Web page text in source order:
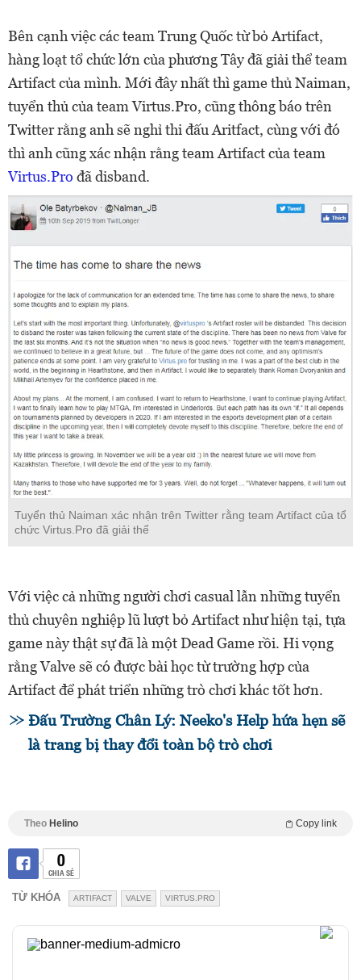
Bên cạnh việc các team Trung Quốc từ bỏ Artifact,
hàng loạt tổ chức lớn của phương Tây đã giải thể team
Artifact của mình. Mới đây nhất thì game thủ Naiman,
tuyển thủ của team Virtus.Pro, cũng thông báo trên
Twitter rằng anh sẽ nghỉ thi đấu Aritfact, cùng với đó
thì anh cũng xác nhận rằng team Artifact của team
Virtus.Pro đã disband.
Tuyển thủ Naiman xác nhận trên Twitter rằng team Artifact của tổ
chức Virtus.Pro đã giải thể
Với việc cả những người chơi casual lẫn những tuyển
thủ chuyên nghiệp lũ lượt bỏ Artifact như hiện tại, tựa
game này thật sự đã là một Dead Game rồi. Hi vọng
rằng Valve sẽ có được bài học từ trường hợp của
Artifact để phát triển những trò chơi khác tốt hơn.
Đấu Trường Chân Lý: Neeko's Help hứa hẹn sẽ
là trang bị thay đổi toàn bộ trò chơi
Theo Helino Copy link
0
CHIA SẺ
TỪ KHÓA ARTIFACT VALVE VIRTUS.PRO